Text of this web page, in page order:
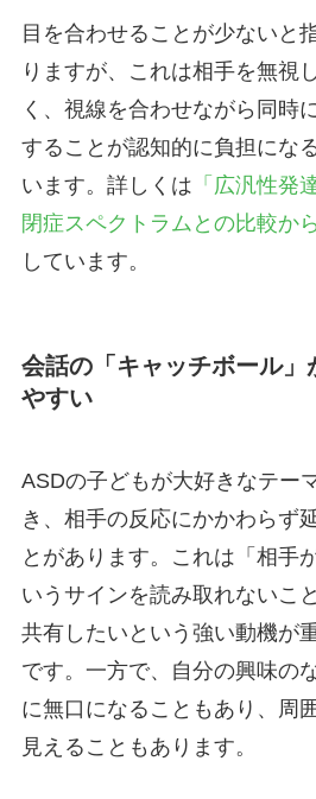
目を合わせることが少ないと
りますが、これは相手を無視
く、視線を合わせながら同時
することが認知的に負担にな
います。詳しくは 「広汎性発
閉症スペクトラムとの比較か
しています。
会話の「キャッチボール」
やすい
ASDの子どもが大好きなテー
き、相手の反応にかかわらず
とがあります。これは「相手
いうサインを読み取れないこ
共有したいという強い動機が
です。一方で、自分の興味の
に無口になることもあり、周
見えることもあります。